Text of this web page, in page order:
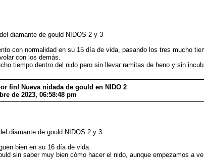
diamante de gould NIDOS 2 y 3
con normalidad en su 15 día de vida, pasando los tres mucho
con los demás.
tiempo dentro del nido pero sin llevar ramitas de heno y sin
fin! Nueva nidada de gould en NIDO 2
de 2023, 06:58:48 pm
diamante de gould NIDOS 2 y 3
bien en su 16 día de vida.
sin saber muy bien cómo hacer el nido, aunque empezamos a